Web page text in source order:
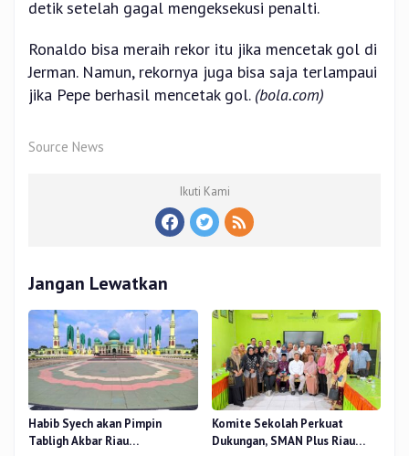
detik setelah gagal mengeksekusi penalti.
Ronaldo bisa meraih rekor itu jika mencetak gol di
Jerman. Namun, rekornya juga bisa saja terlampaui
jika Pepe berhasil mencetak gol. (bola.com)
Source News
Ikuti Kami
Jangan Lewatkan
Habib Syech akan Pimpin
Tabligh Akbar Riau
Komite Sekolah Perkuat
Dukungan, SMAN Plus Riau